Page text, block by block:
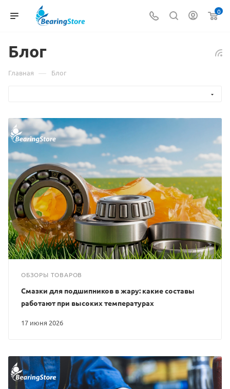
0
Блог
Главная — Блог
ОБЗОРЫ ТОВАРОВ
17 июня 2026
Смазки для подшипников в жару: какие составы
работают при высоких температурах